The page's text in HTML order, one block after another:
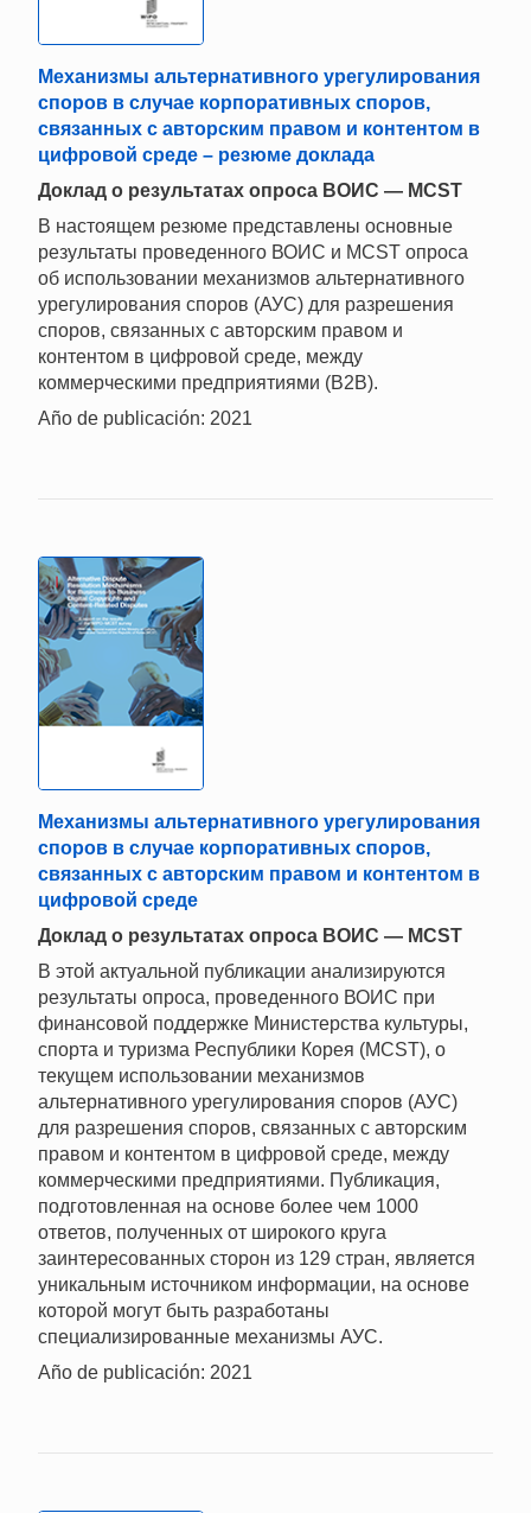
Механизмы альтернативного урегулирования
споров в случае корпоративных споров,
связанных с авторским правом и контентом в
цифровой среде – резюме доклада
Доклад о результатах опроса ВОИС — MCST
В настоящем резюме представлены основные
результаты проведенного ВОИС и MCST опроса
об использовании механизмов альтернативного
урегулирования споров (АУС) для разрешения
споров, связанных с авторским правом и
контентом в цифровой среде, между
коммерческими предприятиями (B2B).
Año de publicación: 2021
Механизмы альтернативного урегулирования
споров в случае корпоративных споров,
связанных с авторским правом и контентом в
цифровой среде
Доклад о результатах опроса ВОИС — MCST
В этой актуальной публикации анализируются
результаты опроса, проведенного ВОИС при
финансовой поддержке Министерства культуры,
спорта и туризма Республики Корея (MCST), о
текущем использовании механизмов
альтернативного урегулирования споров (АУС)
для разрешения споров, связанных с авторским
правом и контентом в цифровой среде, между
коммерческими предприятиями. Публикация,
подготовленная на основе более чем 1000
ответов, полученных от широкого круга
заинтересованных сторон из 129 стран, является
уникальным источником информации, на основе
которой могут быть разработаны
специализированные механизмы АУС.
Año de publicación: 2021